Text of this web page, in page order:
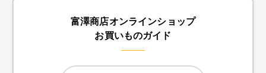
富澤商店オンラインショップ
お買いものガイド